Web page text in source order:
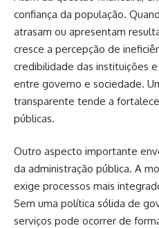
confiança da população.
atrasam ou apresentam
cresce a percepção de
credibilidade das instituições
entre governo e sociedade.
transparente tende a
públicas.
Outro aspecto importante
da administração pública. A
exige processos mais
Sem uma política sólida de
serviços pode ocorrer de